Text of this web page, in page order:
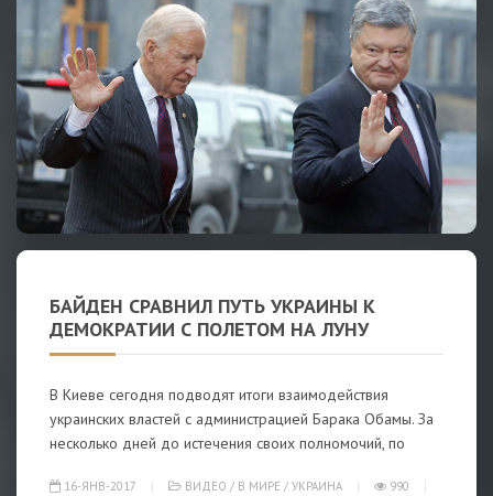
БАЙДЕН СРАВНИЛ ПУТЬ УКРАИНЫ К
ДЕМОКРАТИИ С ПОЛЕТОМ НА ЛУНУ
В Киеве сегодня подводят итоги взаимодействия
украинских властей с администрацией Барака Обамы. За
несколько дней до истечения своих полномочий, по
16-ЯНВ-2017 ВИДЕО / В МИРЕ / УКРАИНА 990